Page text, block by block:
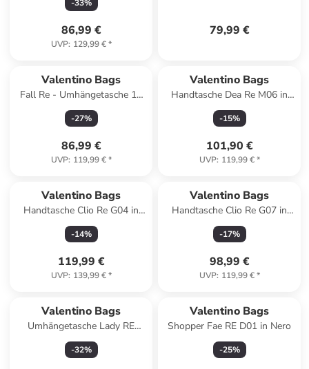
-33%
86,99 €
UVP: 129,99 €*
79,99 €
Valentino Bags
Fall Re - Umhängetasche 19
cm (cuoio) in ecru
-27%
86,99 €
UVP: 119,99 €*
Valentino Bags
Handtasche Dea Re M06 in
Nero
-15%
101,90 €
UVP: 119,99 €*
Valentino Bags
Handtasche Clio Re G04 in
Nero
-14%
119,99 €
UVP: 139,99 €*
Valentino Bags
Handtasche Clio Re G07 in
Nero
-17%
98,99 €
UVP: 119,99 €*
Valentino Bags
Umhängetasche Lady RE
GT09 in Naturale/Multicolor
-32%
Valentino Bags
Shopper Fae RE D01 in Nero
-25%